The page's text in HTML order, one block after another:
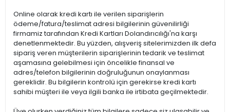
Online olarak kredi kartı ile verilen siparişlerin
ödeme/fatura/teslimat adresi bilgilerinin güvenilirliği
firmamiz tarafından Kredi Kartları Dolandırıcılığı'na karşı
denetlenmektedir. Bu yüzden, alışveriş sitelerimizden ilk defa
sipariş veren müşterilerin siparişlerinin tedarik ve teslimat
aşamasına gelebilmesi için öncelikle finansal ve
adres/telefon bilgilerinin doğruluğunun onaylanması
gereklidir. Bu bilgilerin kontrolü için gerekirse kredi kartı
sahibi müşteri ile veya ilgili banka ile irtibata geçilmektedir.